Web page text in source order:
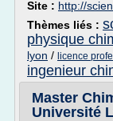
Site : http://
Thèmes liés :
physique
lyon / licence
ingenieur
Master
Université